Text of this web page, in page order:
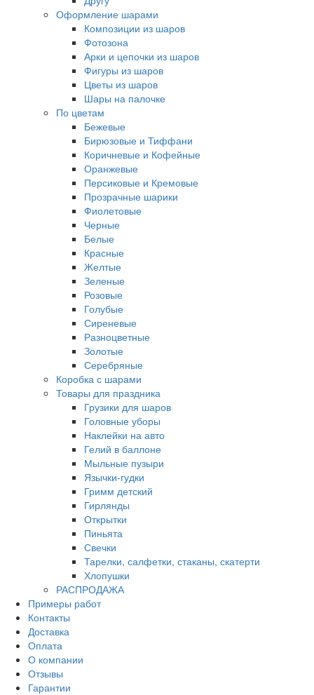
Оформление шарами
Композиции из шаров
Фотозона
Арки и цепочки из шаров
Фигуры из шаров
Цветы из шаров
Шары на палочке
По цветам
Бежевые
Бирюзовые и Тиффани
Коричневые и Кофейные
Оранжевые
Персиковые и Кремовые
Прозрачные шарики
Фиолетовые
Черные
Белые
Красные
Желтые
Зеленые
Розовые
Голубые
Сиреневые
Разноцветные
Золотые
Серебряные
Коробка с шарами
Товары для праздника
Грузики для шаров
Головные уборы
Наклейки на авто
Гелий в баллоне
Мыльные пузыри
Язычки-гудки
Гримм детский
Гирлянды
Открытки
Пиньята
Свечки
Тарелки, салфетки, стаканы, скатерти
Хлопушки
РАСПРОДАЖА
Примеры работ
Контакты
Доставка
Оплата
О компании
Отзывы
Гарантии